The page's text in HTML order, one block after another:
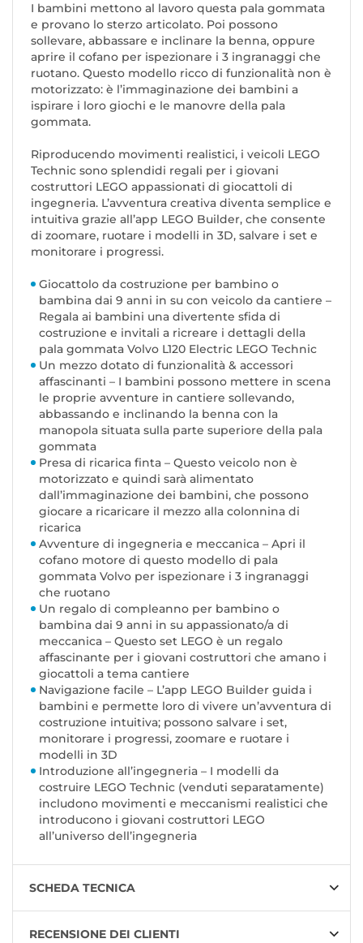
I bambini mettono al lavoro questa pala gommata
e provano lo sterzo articolato. Poi possono
sollevare, abbassare e inclinare la benna, oppure
aprire il cofano per ispezionare i 3 ingranaggi che
ruotano. Questo modello ricco di funzionalità non è
motorizzato: è l’immaginazione dei bambini a
ispirare i loro giochi e le manovre della pala
gommata.
Riproducendo movimenti realistici, i veicoli LEGO
Technic sono splendidi regali per i giovani
costruttori LEGO appassionati di giocattoli di
ingegneria. L’avventura creativa diventa semplice e
intuitiva grazie all’app LEGO Builder, che consente
di zoomare, ruotare i modelli in 3D, salvare i set e
monitorare i progressi.
Giocattolo da costruzione per bambino o
bambina dai 9 anni in su con veicolo da cantiere –
Regala ai bambini una divertente sfida di
costruzione e invitali a ricreare i dettagli della
pala gommata Volvo L120 Electric LEGO Technic
Un mezzo dotato di funzionalità & accessori
affascinanti – I bambini possono mettere in scena
le proprie avventure in cantiere sollevando,
abbassando e inclinando la benna con la
manopola situata sulla parte superiore della pala
gommata
Presa di ricarica finta – Questo veicolo non è
motorizzato e quindi sarà alimentato
dall’immaginazione dei bambini, che possono
giocare a ricaricare il mezzo alla colonnina di
ricarica
Avventure di ingegneria e meccanica – Apri il
cofano motore di questo modello di pala
gommata Volvo per ispezionare i 3 ingranaggi
che ruotano
Un regalo di compleanno per bambino o
bambina dai 9 anni in su appassionato/a di
meccanica – Questo set LEGO è un regalo
affascinante per i giovani costruttori che amano i
giocattoli a tema cantiere
Navigazione facile – L’app LEGO Builder guida i
bambini e permette loro di vivere un’avventura di
costruzione intuitiva; possono salvare i set,
monitorare i progressi, zoomare e ruotare i
modelli in 3D
Introduzione all’ingegneria – I modelli da
costruire LEGO Technic (venduti separatamente)
includono movimenti e meccanismi realistici che
introducono i giovani costruttori LEGO
all’universo dell’ingegneria
SCHEDA TECNICA
RECENSIONE DEI CLIENTI